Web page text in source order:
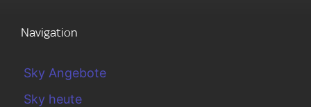
Navigation
Sky Angebote
Sky heute